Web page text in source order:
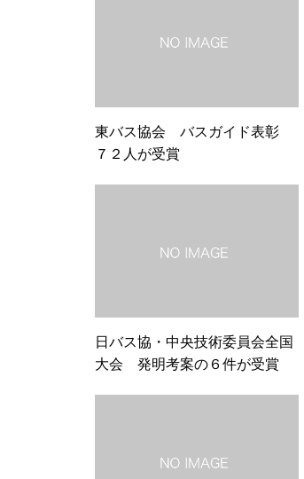
東バス協会 バスガイド表彰
７２人が受賞
日バス協・中央技術委員会全国
大会 発明考案の６件が受賞